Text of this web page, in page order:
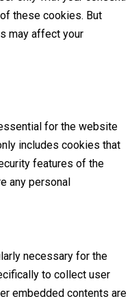
these cookies. But
may affect your
for the website
includes cookies that
features of the
any personal
necessary for the
to collect user
embedded contents are